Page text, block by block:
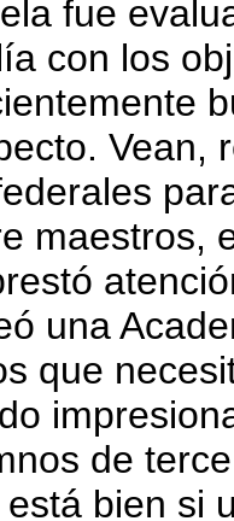
fue
con los
Vean,
maestros,
una
que
de
bien si